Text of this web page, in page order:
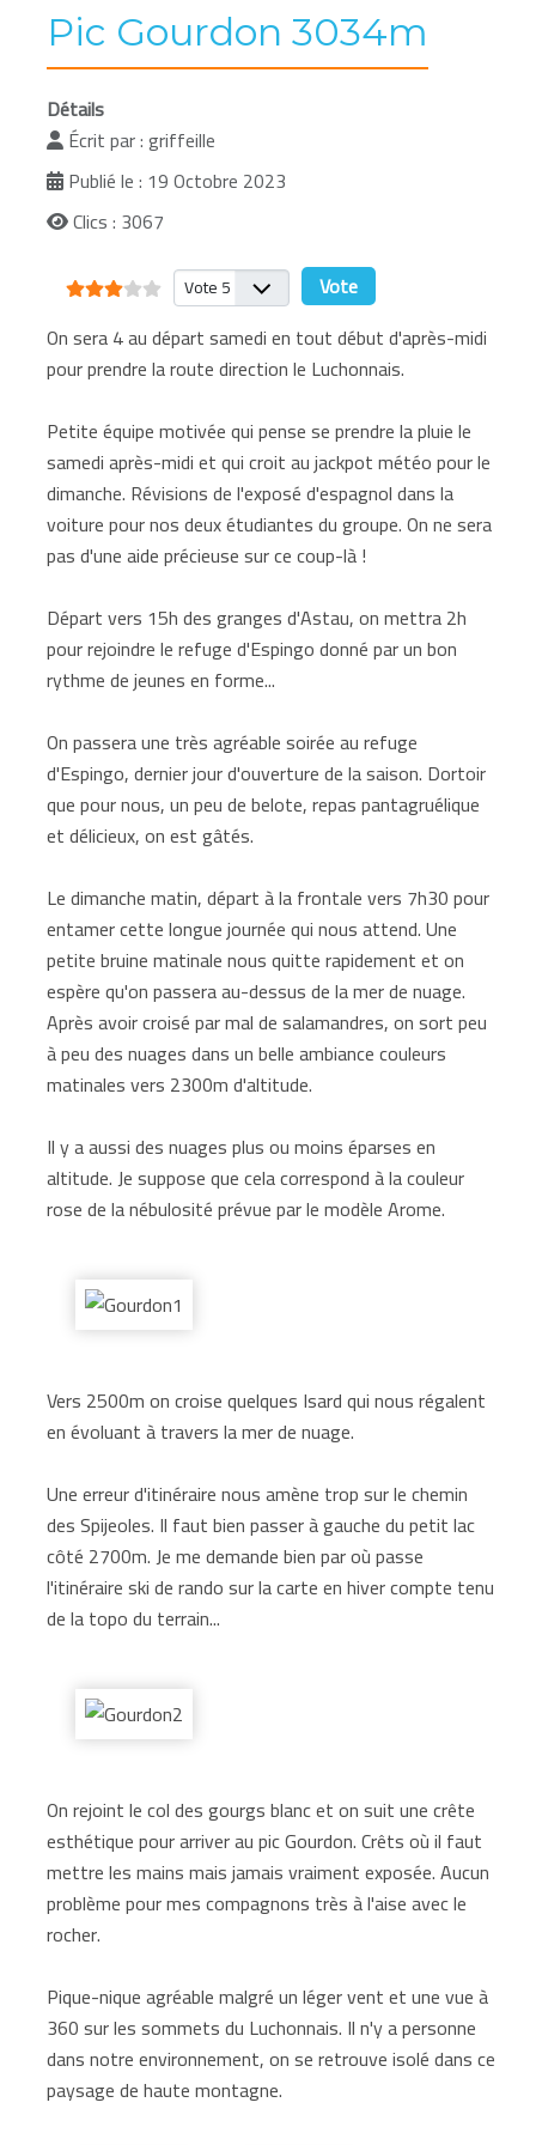
Pic Gourdon 3034m
Détails
Écrit par :griffeille
Publié le : 19 Octobre 2023
Clics : 3067
Vote utilisateur:3/5
Veuillez voter
On sera 4 au départ samedi en tout début d'après-midi
pour prendre la route direction le Luchonnais.
Petite équipe motivée qui pense se prendre la pluie le
samedi après-midi et qui croit au jackpot météo pour le
dimanche. Révisions de l'exposé d'espagnol dans la
voiture pour nos deux étudiantes du groupe. On ne sera
pas d'une aide précieuse sur ce coup-là !
Départ vers 15h des granges d'Astau, on mettra 2h
pour rejoindre le refuge d'Espingo donné par un bon
rythme de jeunes en forme...
On passera une très agréable soirée au refuge
d'Espingo, dernier jour d'ouverture de la saison. Dortoir
que pour nous, un peu de belote, repas pantagruélique
et délicieux, on est gâtés.
Le dimanche matin, départ à la frontale vers 7h30 pour
entamer cette longue journée qui nous attend. Une
petite bruine matinale nous quitte rapidement et on
espère qu'on passera au-dessus de la mer de nuage.
Après avoir croisé par mal de salamandres, on sort peu
à peu des nuages dans un belle ambiance couleurs
matinales vers 2300m d'altitude.
Il y a aussi des nuages plus ou moins éparses en
altitude. Je suppose que cela correspond à la couleur
rose de la nébulosité prévue par le modèle Arome.
Vers 2500m on croise quelques Isard qui nous régalent
en évoluant à travers la mer de nuage.
Une erreur d'itinéraire nous amène trop sur le chemin
des Spijeoles. Il faut bien passer à gauche du petit lac
côté 2700m. Je me demande bien par où passe
l'itinéraire ski de rando sur la carte en hiver compte tenu
de la topo du terrain...
On rejoint le col des gourgs blanc et on suit une crête
esthétique pour arriver au pic Gourdon. Crêts où il faut
mettre les mains mais jamais vraiment exposée. Aucun
problème pour mes compagnons très à l'aise avec le
rocher.
Pique-nique agréable malgré un léger vent et une vue à
360 sur les sommets du Luchonnais. Il n'y a personne
dans notre environnement, on se retrouve isolé dans ce
paysage de haute montagne.